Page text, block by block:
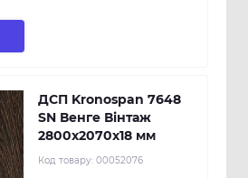
ДСП Kronospan 7648
SN Венге Вінтаж
2800x2070x18 мм
Код товару: 00052076